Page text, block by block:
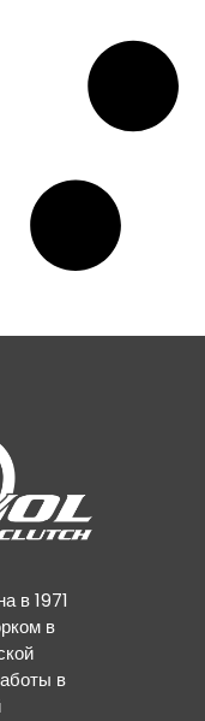
в 1971
в
в